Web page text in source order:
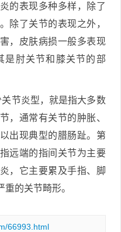
的表现多种多样，除了
除了关节的表现之外，
，皮肤病损一般多表现
是肘关节和膝关节的部
节炎型，就是指大多数
，通常有关节的肿胀、
出现典型的腊肠趾。第
远端的指间关节为主要
，它主要累及手指、脚
的关节畸形。
66993.html